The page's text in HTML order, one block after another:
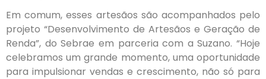
Em comum, esses artesãos são acompanhados pelo
projeto “Desenvolvimento de Artesãos e Geração de
Renda”, do Sebrae em parceria com a Suzano. “Hoje
celebramos um grande momento, uma oportunidade
para impulsionar vendas e crescimento, não só para